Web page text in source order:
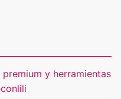
y herramientas